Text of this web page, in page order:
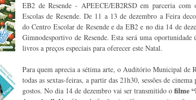
EB2 de Resende - APEECE/EB2RSD em parceria com
Escolas de Resende. De 11 a 13 de dezembro a Feira
do Centro Escolar de Resende e da EB2 e no dia 14 de
Gimnodesportivo de Resende. Esta será uma oportunidade
livros a preços especiais para oferecer este Natal.
Para quem aprecia a sétima arte, o Auditório Municipal de
todas as sextas-feiras, a partir das 21h30, sessões de cinema
gostos. No dia 14 de dezembro vai ser transmitido o filme “